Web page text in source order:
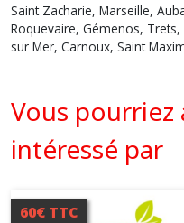
Saint Zacharie, Marseille,
Roquevaire, Gémenos,
sur Mer, Carnoux, Saint
Vous pourriez
intéressé par
60€ TTC